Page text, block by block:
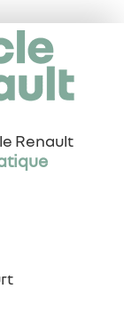
Renault